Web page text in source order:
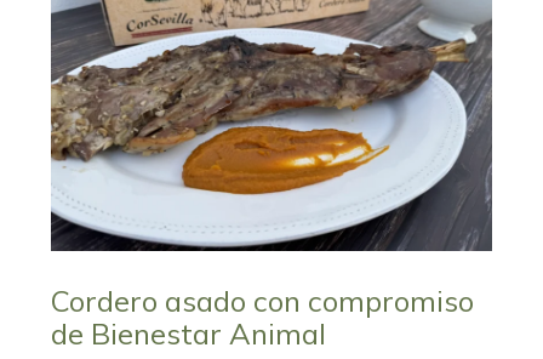
Cordero asado con compromiso
de Bienestar Animal